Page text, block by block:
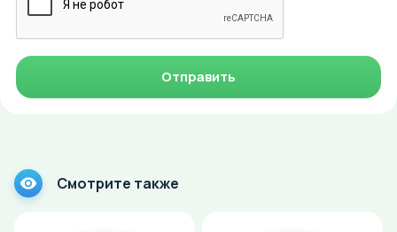
Отправить
Смотрите также